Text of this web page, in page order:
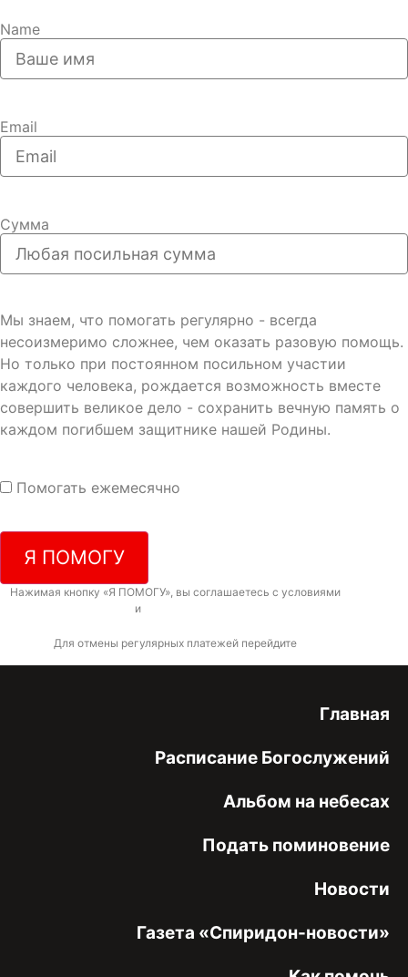
Name
Email
Сумма
Мы знаем, что помогать регулярно - всегда
несоизмеримо сложнее, чем оказать разовую помощь.
Но только при постоянном посильном участии
каждого человека, рождается возможность вместе
совершить великое дело - сохранить вечную память о
каждом погибшем защитнике нашей Родины.
Помогать ежемесячно
Я ПОМОГУ
Нажимая кнопку «Я ПОМОГУ», вы соглашаетесь с условиями
и
Для отмены регулярных платежей перейдите
Главная
Расписание Богослужений
Альбом на небесах
Подать поминовение
Новости
Газета «Спиридон-новости»